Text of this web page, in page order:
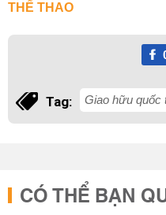
THỂ THAO
Tag: Giao hữu quốc
CÓ THỂ BẠN